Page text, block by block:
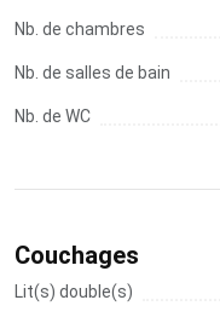
Nb. de chambres
Nb. de salles de bain
Nb. de WC
Couchages
Lit(s) double(s)